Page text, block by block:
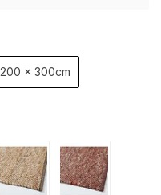
200 x 300cm